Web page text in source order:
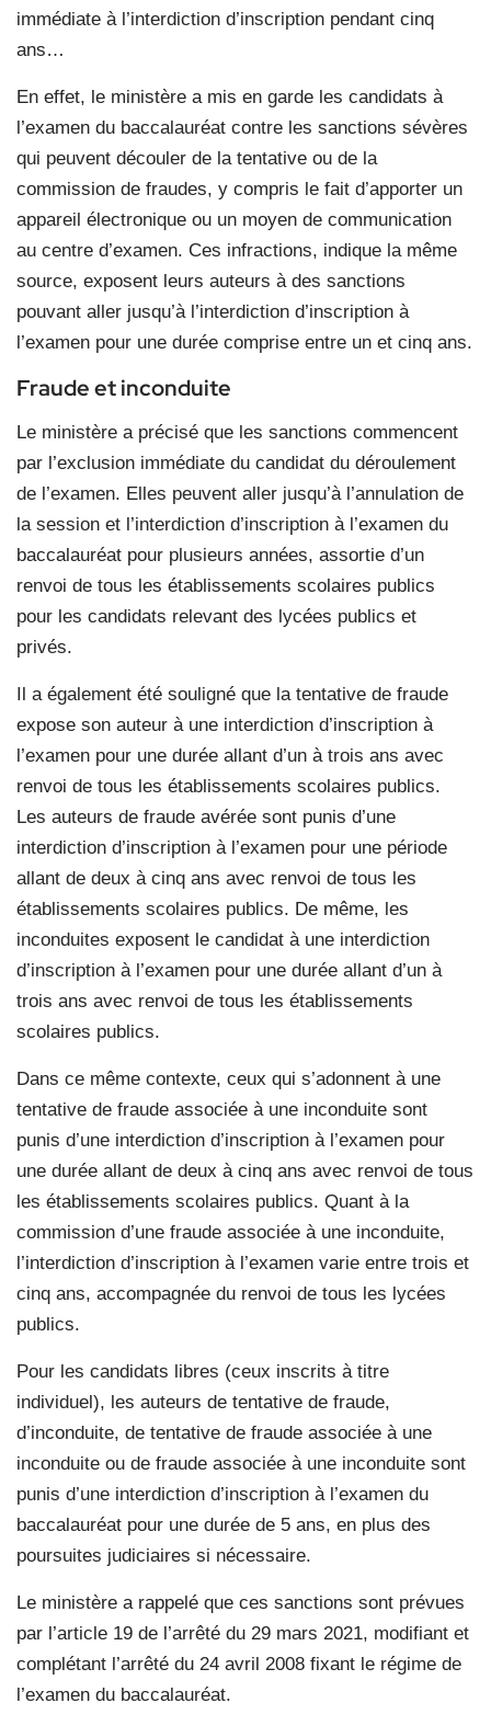
immédiate à l’interdiction d’inscription pendant cinq
ans…
En effet, le ministère a mis en garde les candidats à
l’examen du baccalauréat contre les sanctions sévères
qui peuvent découler de la tentative ou de la
commission de fraudes, y compris le fait d’apporter un
appareil électronique ou un moyen de communication
au centre d’examen. Ces infractions, indique la même
source, exposent leurs auteurs à des sanctions
pouvant aller jusqu’à l’interdiction d’inscription à
l’examen pour une durée comprise entre un et cinq ans.
Fraude et inconduite
Le ministère a précisé que les sanctions commencent
par l’exclusion immédiate du candidat du déroulement
de l’examen. Elles peuvent aller jusqu’à l’annulation de
la session et l’interdiction d’inscription à l’examen du
baccalauréat pour plusieurs années, assortie d’un
renvoi de tous les établissements scolaires publics
pour les candidats relevant des lycées publics et
privés.
Il a également été souligné que la tentative de fraude
expose son auteur à une interdiction d’inscription à
l’examen pour une durée allant d’un à trois ans avec
renvoi de tous les établissements scolaires publics.
Les auteurs de fraude avérée sont punis d’une
interdiction d’inscription à l’examen pour une période
allant de deux à cinq ans avec renvoi de tous les
établissements scolaires publics. De même, les
inconduites exposent le candidat à une interdiction
d’inscription à l’examen pour une durée allant d’un à
trois ans avec renvoi de tous les établissements
scolaires publics.
Dans ce même contexte, ceux qui s’adonnent à une
tentative de fraude associée à une inconduite sont
punis d’une interdiction d’inscription à l’examen pour
une durée allant de deux à cinq ans avec renvoi de tous
les établissements scolaires publics. Quant à la
commission d’une fraude associée à une inconduite,
l’interdiction d’inscription à l’examen varie entre trois et
cinq ans, accompagnée du renvoi de tous les lycées
publics.
Pour les candidats libres (ceux inscrits à titre
individuel), les auteurs de tentative de fraude,
d’inconduite, de tentative de fraude associée à une
inconduite ou de fraude associée à une inconduite sont
punis d’une interdiction d’inscription à l’examen du
baccalauréat pour une durée de 5 ans, en plus des
poursuites judiciaires si nécessaire.
Le ministère a rappelé que ces sanctions sont prévues
par l’article 19 de l’arrêté du 29 mars 2021, modifiant et
complétant l’arrêté du 24 avril 2008 fixant le régime de
l’examen du baccalauréat.